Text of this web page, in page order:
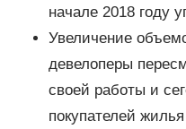
начале 2018 году
Увеличение
девелоперы
своей работы и
покупателей